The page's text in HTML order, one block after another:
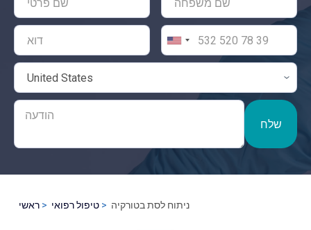
שלח
ראשי טיפול רפואי ניתוח לסת בטורקיה